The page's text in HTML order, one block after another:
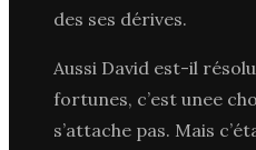
des ses dérives.
Aussi David est-il
fortunes, c’est unee
s’attache pas. Mais